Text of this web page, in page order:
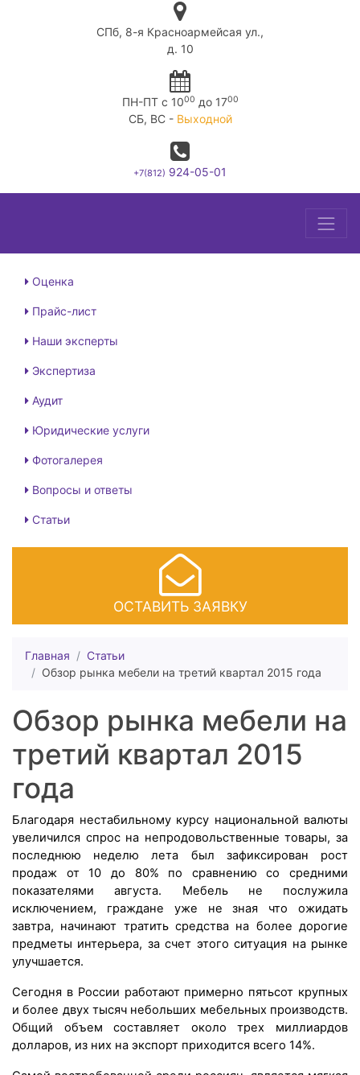
СПб, 8-я Красноармейсая ул.,
д. 10
ПН-ПТ c 1000 до 1700
СБ, ВС - Выходной
+7(812) 924-05-01
Оценка
Прайс-лист
Наши эксперты
Экспертиза
Аудит
Юридические услуги
Фотогалерея
Вопросы и ответы
Статьи
ОСТАВИТЬ ЗАЯВКУ
Главная
Статьи
Обзор рынка мебели на третий квартал 2015 года
Обзор рынка мебели на
третий квартал 2015
года
Благодаря нестабильному курсу национальной валюты
увеличился спрос на непродовольственные товары, за
последнюю неделю лета был зафиксирован рост
продаж от 10 до 80% по сравнению со средними
показателями августа. Мебель не послужила
исключением, граждане уже не зная что ожидать
завтра, начинают тратить средства на более дорогие
предметы интерьера, за счет этого ситуация на рынке
улучшается.
Сегодня в России работают примерно пятьсот крупных
и более двух тысяч небольших мебельных производств.
Общий объем составляет около трех миллиардов
долларов, из них на экспорт приходится всего 14%.